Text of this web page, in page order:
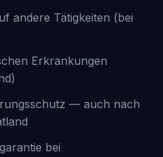
andere Tätigkeiten (bei
Erkrankungen
— auch nach
bei